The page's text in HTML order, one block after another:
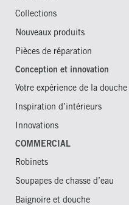
Collections
Nouveaux produits
Pièces de réparation
Conception et innovation
Votre expérience de la douche
Inspiration d’intérieurs
Innovations
COMMERCIAL
Robinets
Soupapes de chasse d’eau
Baignoire et douche